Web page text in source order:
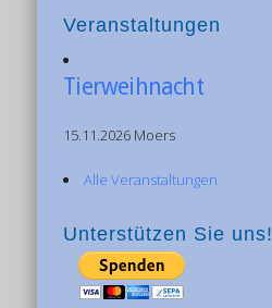
Veranstaltungen
Tierweihnacht
15.11.2026 Moers
Alle Veranstaltungen
Unterstützen Sie uns!